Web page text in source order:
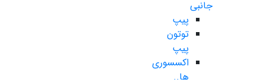
جانبی
پیپ
توتون
پیپ
اکسسوری
ها..